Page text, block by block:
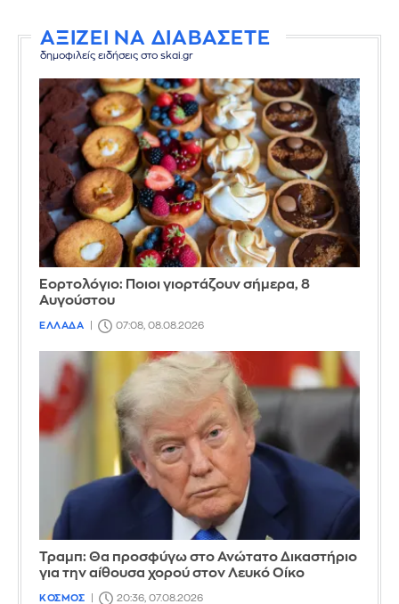
ΑΞΙΖΕΙ ΝΑ ΔΙΑΒΑΣΕΤΕ
δημοφιλείς ειδήσεις στο skai.gr
Εορτολόγιο: Ποιοι γιορτάζουν σήμερα, 8
Αυγούστου
ΕΛΛΑΔΑ 07:08, 08.08.2026
Τραμπ: Θα προσφύγω στο Ανώτατο Δικαστήριο
για την αίθουσα χορού στον Λευκό Οίκο
ΚΟΣΜΟΣ 20:36, 07.08.2026